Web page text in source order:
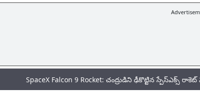
Falcon 9 Rocket: చంద్రుడిని ఢీకొట్టిన స్పేస్‌ఎక్స్ రాకెట్ విడిభాగం..